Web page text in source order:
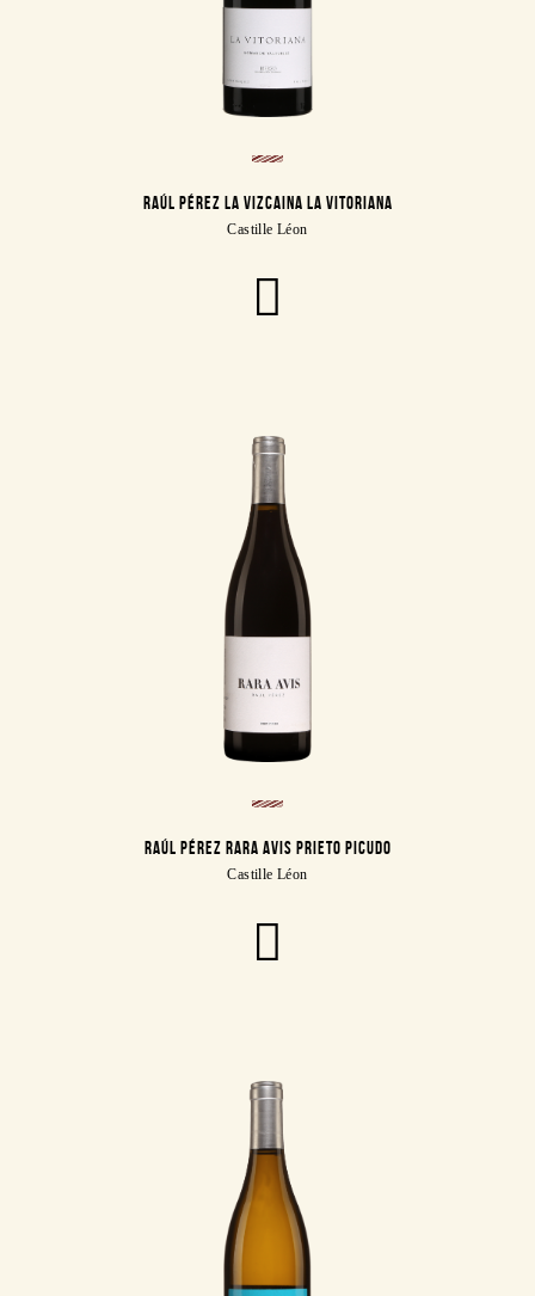
RAÚL PÉREZ LA VIZCAINA LA VITORIANA
Castille Léon
RAÚL PÉREZ RARA AVIS PRIETO PICUDO
Castille Léon